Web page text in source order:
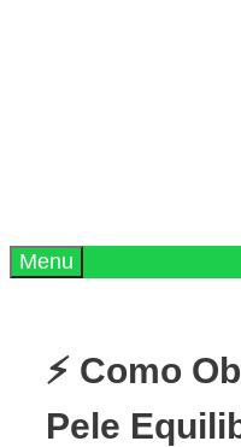
Menu
⚡ Como
Pele